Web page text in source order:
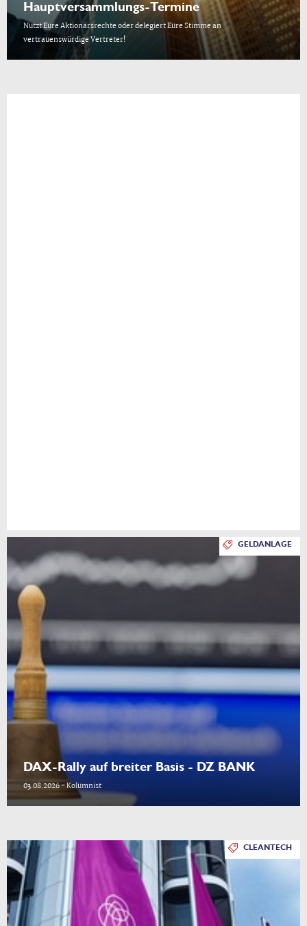
Hauptversammlungs-Termine
Nutzt Eure Aktionärsrechte oder delegiert Eure Stimme an
vertrauenswürdige Vertreter!
GELDANLAGE
DAX-Rally auf breiter Basis - DZ BANK
03.08.2026 - Kolumnist
CLEANTECH